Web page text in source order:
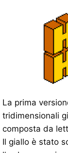
La prima
tridimensionali
composta da
Il giallo è stato